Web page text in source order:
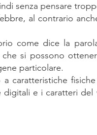
senza pensare
al contrario
si possono
particolare.
caratteristiche
e i caratteri del